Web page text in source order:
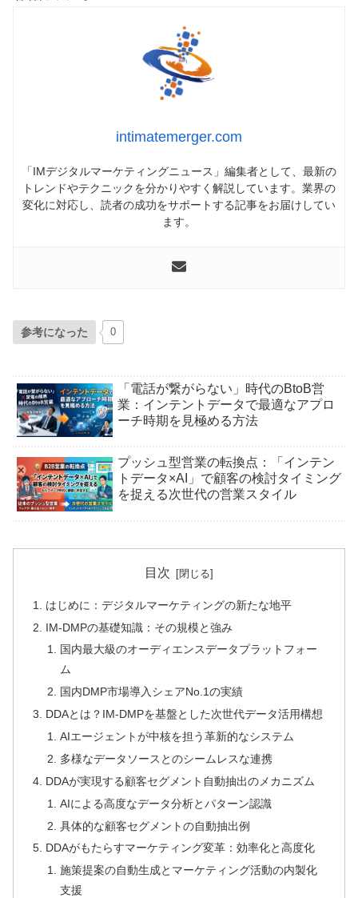
intimatemerger.com
「IMデジタルマーケティングニュース」編集者として、最新の
トレンドやテクニックを分かりやすく解説しています。業界の
変化に対応し、読者の成功をサポートする記事をお届けしてい
ます。
参考になった 0
「電話が繋がらない」時代のBtoB営
業：インテントデータで最適なアプロ
ーチ時期を見極める方法
プッシュ型営業の転換点：「インテン
トデータ×AI」で顧客の検討タイミング
を捉える次世代の営業スタイル
目次
はじめに：デジタルマーケティングの新たな地平
IM-DMPの基礎知識：その規模と強み
国内最大級のオーディエンスデータプラットフォー
ム
国内DMP市場導入シェアNo.1の実績
DDAとは？IM-DMPを基盤とした次世代データ活用構想
AIエージェントが中核を担う革新的なシステム
多様なデータソースとのシームレスな連携
DDAが実現する顧客セグメント自動抽出のメカニズム
AIによる高度なデータ分析とパターン認識
具体的な顧客セグメントの自動抽出例
DDAがもたらすマーケティング変革：効率化と高度化
施策提案の自動生成とマーケティング活動の内製化
支援